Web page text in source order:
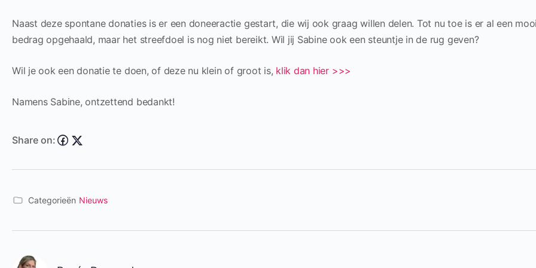
Naast deze spontane donaties is er een doneeractie gestart, die wij ook graag willen delen. Tot nu toe is er al een
bedrag opgehaald, maar het streefdoel is nog niet bereikt. Wil jij Sabine ook een steuntje in de rug geven?
Wil je ook een donatie te doen, of deze nu klein of groot is, klik dan hier >>>
Namens Sabine, ontzettend bedankt!
Share on:
Categorieën Nieuws